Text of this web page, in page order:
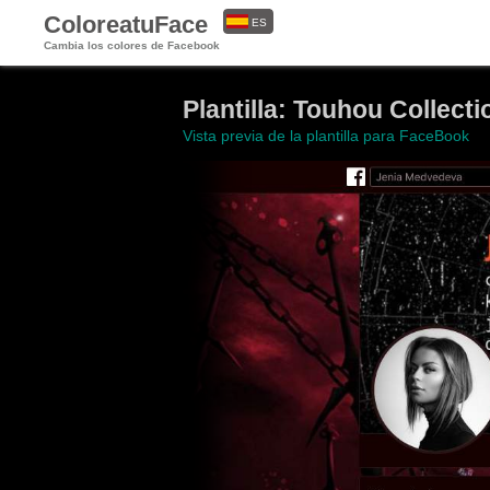
ColoreatuFace
Cambia los colores de Facebook
ES
Plantilla: Touhou
Vista previa de la plantilla para FaceBook